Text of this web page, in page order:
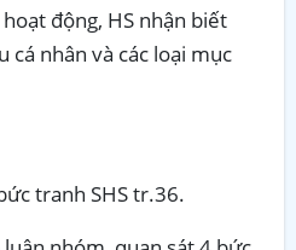
động, HS nhận biết
cá nhân và các loại mục
tranh SHS tr.36.